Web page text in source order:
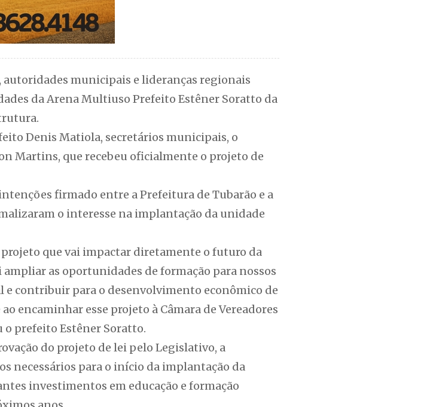
autoridades municipais e lideranças regionais
da Arena Multiuso Prefeito Estêner Soratto da
Denis Matiola, secretários municipais, o
Martins, que recebeu oficialmente o projeto de
firmado entre a Prefeitura de Tubarão e a
o interesse na implantação da unidade
que vai impactar diretamente o futuro da
ampliar as oportunidades de formação para nossos
e contribuir para o desenvolvimento econômico de
encaminhar esse projeto à Câmara de Vereadores
o prefeito Estêner Soratto.
do projeto de lei pelo Legislativo, a
necessários para o início da implantação da
investimentos em educação e formação